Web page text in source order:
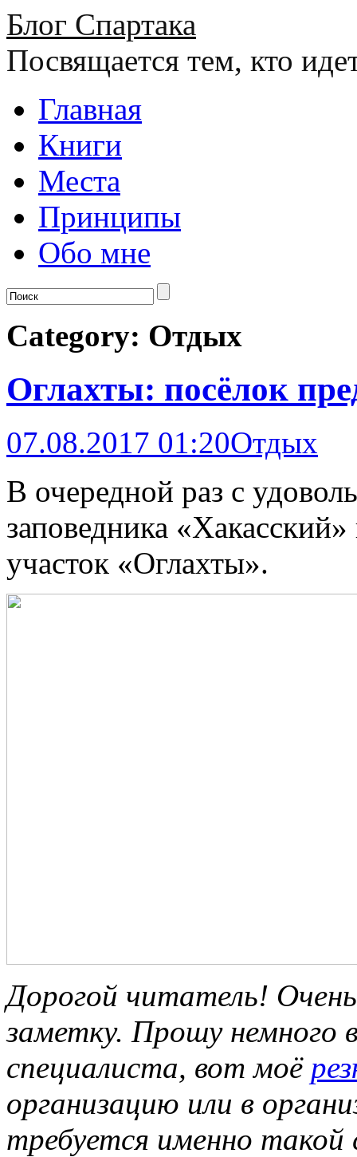
Блог Спартака
Посвящается тем, кто
Главная
Книги
Места
Принципы
Обо мне
Category: Отдых
Оглахты: посёлок
07.08.2017 01:20Отдых
В очередной раз с
заповедника
участок «Оглахты».
Дорогой читатель!
заметку. Прошу немного
специалиста, вот моё
организацию или в
требуется именно такой